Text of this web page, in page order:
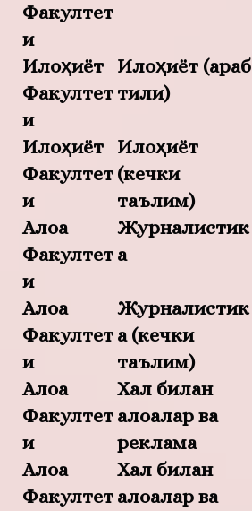
Факултет
и
Илоҳиёт
Факултет
и
Илоҳиёт (араб
тили)
Илоҳиёт
Факултет
и
Илоҳиёт
(кечки
таълим)
Алоқа
Факултет
и
Журналистик
а
Алоқа
Факултет
и
Журналистик
а (кечки
таълим)
Алоқа
Факултет
и
Халқ билан
алоқалар ва
реклама
Алоқа
Факултет
Халқ билан
алоқалар ва